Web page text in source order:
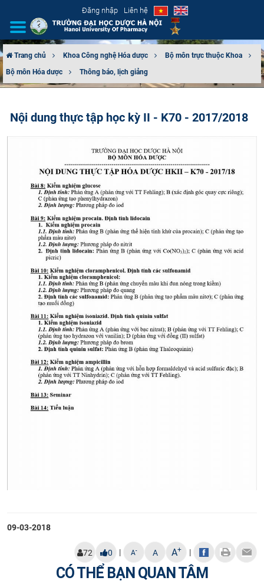
Đăng nhập Liên hệ
GIỚI THIỆU
TUYỂN SINH
ĐẢM BẢO CHẤT LƯỢNG
KHOA HỌC CÔNG NGHỆ
HTQT
CỰU NGƯỜI HỌC
Trang chủ Khoa Công nghệ Hóa dược
Bộ môn trực thuộc Khoa
Bộ môn Hóa dược
Thông báo, lịch giảng
Nội dung thực tập học kỳ II - K70 - 2017/2018
09-03-2018
72 0 | A- A A+ |
CÓ THỂ BẠN QUAN TÂM